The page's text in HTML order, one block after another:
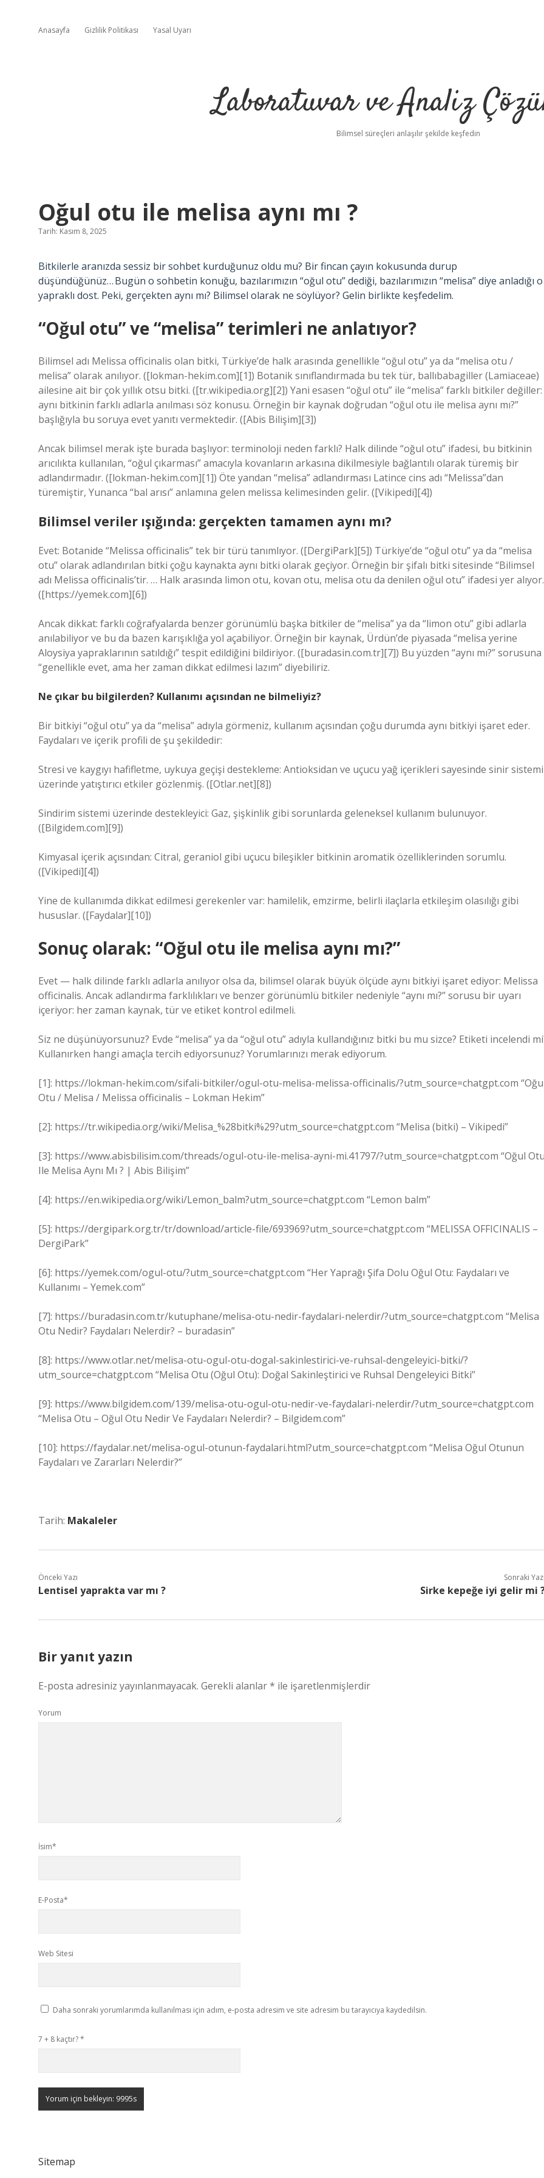
Anasayfa Gizlilik Politikası Yasal Uyarı
Laboratuvar ve Analiz
Bilimsel süreçleri anlaşılır şekilde keşfedin
Oğul otu ile melisa aynı mı ?
Tarih: Kasım 8, 2025
Bitkilerle aranızda sessiz bir sohbet kurduğunuz oldu mu? Bir fincan çayın kokusunda durup
düşündüğünüz… Bugün o sohbetin konuğu, bazılarımızın “oğul otu” dediği, bazılarımızın “melisa” diye anladığı o
yapraklı dost. Peki, gerçekten aynı mı? Bilimsel olarak ne söylüyor? Gelin birlikte keşfedelim.
“Oğul otu” ve “melisa” terimleri ne anlatıyor?
Bilimsel adı Melissa officinalis olan bitki, Türkiye’de halk arasında genellikle “oğul otu” ya da “melisa otu /
melisa” olarak anılıyor. ([lokman-hekim.com][1]) Botanik sınıflandırmada bu tek tür, ballıbabagiller (Lamiaceae)
ailesine ait bir çok yıllık otsu bitki. ([tr.wikipedia.org][2]) Yani esasen “oğul otu” ile “melisa” farklı bitkiler değiller:
aynı bitkinin farklı adlarla anılması söz konusu. Örneğin bir kaynak doğrudan “oğul otu ile melisa aynı mı?”
başlığıyla bu soruya evet yanıtı vermektedir. ([Abis Bilişim][3])
Ancak bilimsel merak işte burada başlıyor: terminoloji neden farklı? Halk dilinde “oğul otu” ifadesi, bu bitkinin
arıcılıkta kullanılan, “oğul çıkarması” amacıyla kovanların arkasına dikilmesiyle bağlantılı olarak türemiş bir
adlandırmadır. ([lokman-hekim.com][1]) Öte yandan “melisa” adlandırması Latince cins adı “Melissa”dan
türemiştir, Yunanca “bal arısı” anlamına gelen melissa kelimesinden gelir. ([Vikipedi][4])
Bilimsel veriler ışığında: gerçekten tamamen aynı mı?
Evet: Botanide “Melissa officinalis” tek bir türü tanımlıyor. ([DergiPark][5]) Türkiye’de “oğul otu” ya da “melisa
otu” olarak adlandırılan bitki çoğu kaynakta aynı bitki olarak geçiyor. Örneğin bir şifalı bitki sitesinde “Bilimsel
adı Melissa officinalis’tir. … Halk arasında limon otu, kovan otu, melisa otu da denilen oğul otu” ifadesi yer alıyor.
([https://yemek.com][6])
Ancak dikkat: farklı coğrafyalarda benzer görünümlü başka bitkiler de “melisa” ya da “limon otu” gibi adlarla
anılabiliyor ve bu da bazen karışıklığa yol açabiliyor. Örneğin bir kaynak, Ürdün’de piyasada “melisa yerine
Aloysiya yapraklarının satıldığı” tespit edildiğini bildiriyor. ([buradasin.com.tr][7]) Bu yüzden “aynı mı?” sorusuna
“genellikle evet, ama her zaman dikkat edilmesi lazım” diyebiliriz.
Ne çıkar bu bilgilerden? Kullanımı açısından ne bilmeliyiz?
Bir bitkiyi “oğul otu” ya da “melisa” adıyla görmeniz, kullanım açısından çoğu durumda aynı bitkiyi işaret eder.
Faydaları ve içerik profili de şu şekildedir:
Stresi ve kaygıyı hafifletme, uykuya geçişi destekleme: Antioksidan ve uçucu yağ içerikleri sayesinde sinir sistemi
üzerinde yatıştırıcı etkiler gözlenmiş. ([Otlar.net][8])
Sindirim sistemi üzerinde destekleyici: Gaz, şişkinlik gibi sorunlarda geleneksel kullanım bulunuyor.
([Bilgidem.com][9])
Kimyasal içerik açısından: Citral, geraniol gibi uçucu bileşikler bitkinin aromatik özelliklerinden sorumlu.
([Vikipedi][4])
Yine de kullanımda dikkat edilmesi gerekenler var: hamilelik, emzirme, belirli ilaçlarla etkileşim olasılığı gibi
hususlar. ([Faydalar][10])
Sonuç olarak: “Oğul otu ile melisa aynı mı?”
Evet — halk dilinde farklı adlarla anılıyor olsa da, bilimsel olarak büyük ölçüde aynı bitkiyi işaret ediyor: Melissa
officinalis. Ancak adlandırma farklılıkları ve benzer görünümlü bitkiler nedeniyle “aynı mı?” sorusu bir uyarı
içeriyor: her zaman kaynak, tür ve etiket kontrol edilmeli.
Siz ne düşünüyorsunuz? Evde “melisa” ya da “oğul otu” adıyla kullandığınız bitki bu mu sizce? Etiketi incelendi
Kullanırken hangi amaçla tercih ediyorsunuz? Yorumlarınızı merak ediyorum.
[1]: https://lokman-hekim.com/sifali-bitkiler/ogul-otu-melisa-melissa-officinalis/?utm_source=chatgpt.com
Otu / Melisa / Melissa officinalis – Lokman Hekim”
[2]: https://tr.wikipedia.org/wiki/Melisa_%28bitki%29?utm_source=chatgpt.com “Melisa (bitki) – Vikipedi”
[3]: https://www.abisbilisim.com/threads/ogul-otu-ile-melisa-ayni-mi.41797/?utm_source=chatgpt.com “Oğul
Ile Melisa Aynı Mı ? | Abis Bilişim”
[4]: https://en.wikipedia.org/wiki/Lemon_balm?utm_source=chatgpt.com “Lemon balm”
[5]: https://dergipark.org.tr/tr/download/article-file/693969?utm_source=chatgpt.com “MELISSA OFFICINALIS –
DergiPark”
[6]: https://yemek.com/ogul-otu/?utm_source=chatgpt.com “Her Yaprağı Şifa Dolu Oğul Otu: Faydaları ve
Kullanımı – Yemek.com”
[7]: https://buradasin.com.tr/kutuphane/melisa-otu-nedir-faydalari-nelerdir/?utm_source=chatgpt.com “Melisa
Otu Nedir? Faydaları Nelerdir? – buradasin”
[8]: https://www.otlar.net/melisa-otu-ogul-otu-dogal-sakinlestirici-ve-ruhsal-dengeleyici-bitki/?
utm_source=chatgpt.com “Melisa Otu (Oğul Otu): Doğal Sakinleştirici ve Ruhsal Dengeleyici Bitki”
[9]: https://www.bilgidem.com/139/melisa-otu-ogul-otu-nedir-ve-faydalari-nelerdir/?utm_source=chatgpt.com
“Melisa Otu – Oğul Otu Nedir Ve Faydaları Nelerdir? – Bilgidem.com”
[10]: https://faydalar.net/melisa-ogul-otunun-faydalari.html?utm_source=chatgpt.com “Melisa Oğul Otunun
Faydaları ve Zararları Nelerdir?”
Tarih: Makaleler
Önceki Yazı
Lentisel yaprakta var mı ?
Sonraki
Sirke kepeğe iyi gelir mi
Bir yanıt yazın
E-posta adresiniz yayınlanmayacak. Gerekli alanlar* ile işaretlenmişlerdir
Yorum
İsim*
E-Posta*
Web Sitesi
Daha sonraki yorumlarımda kullanılması için adım, e-posta adresim ve site adresim bu tarayıcıya kaydedilsin.
7 + 8 kaçtır?*
Sitemap